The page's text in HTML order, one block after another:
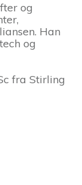
og
Han
og
fra Stirling